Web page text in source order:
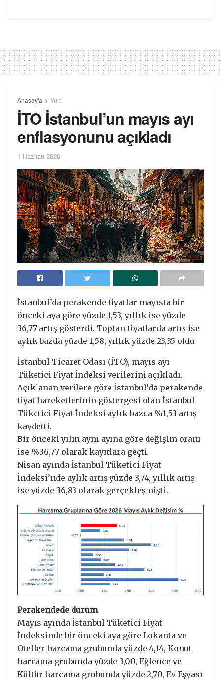
Anasayfa Yurt
İTO İstanbul’un mayıs ayı
enflasyonunu açıkladı
1 Haziran 2026
İstanbul’da perakende fiyatlar mayısta bir
önceki aya göre yüzde 1,53, yıllık ise yüzde
36,77 artış gösterdi. Toptan fiyatlarda artış ise
aylık bazda yüzde 1,58, yıllık yüzde 23,35 oldu
İstanbul Ticaret Odası (İTO), mayıs ayı
Tüketici Fiyat İndeksi verilerini açıkladı.
Açıklanan verilere göre İstanbul’da perakende
fiyat hareketlerinin göstergesi olan İstanbul
Tüketici Fiyat İndeksi aylık bazda %1,53 artış
kaydetti.
Bir önceki yılın aynı ayına göre değişim oranı
ise %36,77 olarak kayıtlara geçti.
Nisan ayında İstanbul Tüketici Fiyat
İndeksi’nde aylık artış yüzde 3,74, yıllık artış
ise yüzde 36,83 olarak gerçekleşmişti.
Perakendede durum
Mayıs ayında İstanbul Tüketici Fiyat
İndeksinde bir önceki aya göre Lokanta ve
Oteller harcama grubunda yüzde 4,14, Konut
harcama grubunda yüzde 3,00, Eğlence ve
Kültür harcama grubunda yüzde 2,70, Ev Eşyası